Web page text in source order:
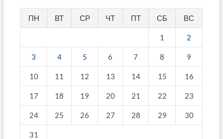
ПН ВТ СР ЧТ ПТ СБ ВС
1 2
3 4 5 6 7 8 9
10 11 12 13 14 15 16
17 18 19 20 21 22 23
24 25 26 27 28 29 30
31